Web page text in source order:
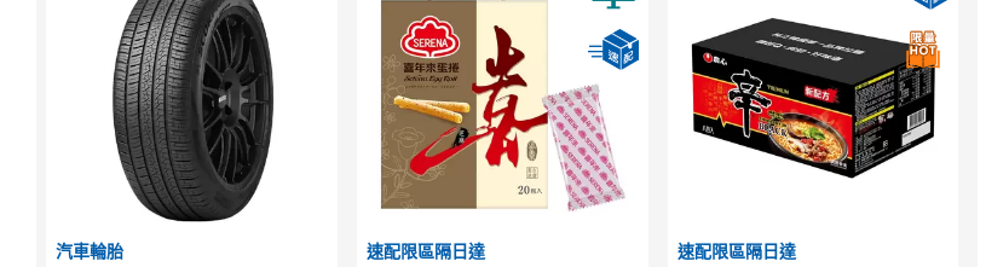
汽車輪胎 速配限區隔日達 速配限區隔日達